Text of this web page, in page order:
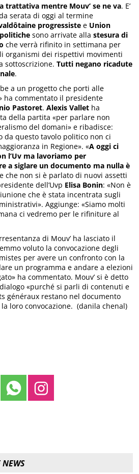
trattativa mentre Mouv’ se ne va. E’
serata di oggi al termine
progressiste e Union
sono arrivate allastesura di
che verrà rifinito in settimana per
organismi dei rispettivi movimenti
sottoscrizione. Tutti negano ricadute
.
a un progetto che porti alle
ha commentato il presidente
Pastoret. Alexis Vallet ha
della partita «per parlare non
del domani» e ribadisce:
da questo tavolo politico non ci
in Regione». «A oggi ci
l’Uv ma lavoriamo per
a siglare un documento ma nulla è
che non si è parlato di nuovi assetti
dell’Uvp Elisa Bonin: «Non è
che è stata incentrata sugli
Aggiunge: «Siamo molti
ci vedremo per le rifiniture al
di Mouv’ ha lasciato il
voluto la convocazione degli
per avere un confronto con la
un programma e andare a elezioni
ha commentato. Mouv’ si è detto
«purché si parli di contenuti e
généraux restano nel documento
la loro convocazione. (danila chenal)